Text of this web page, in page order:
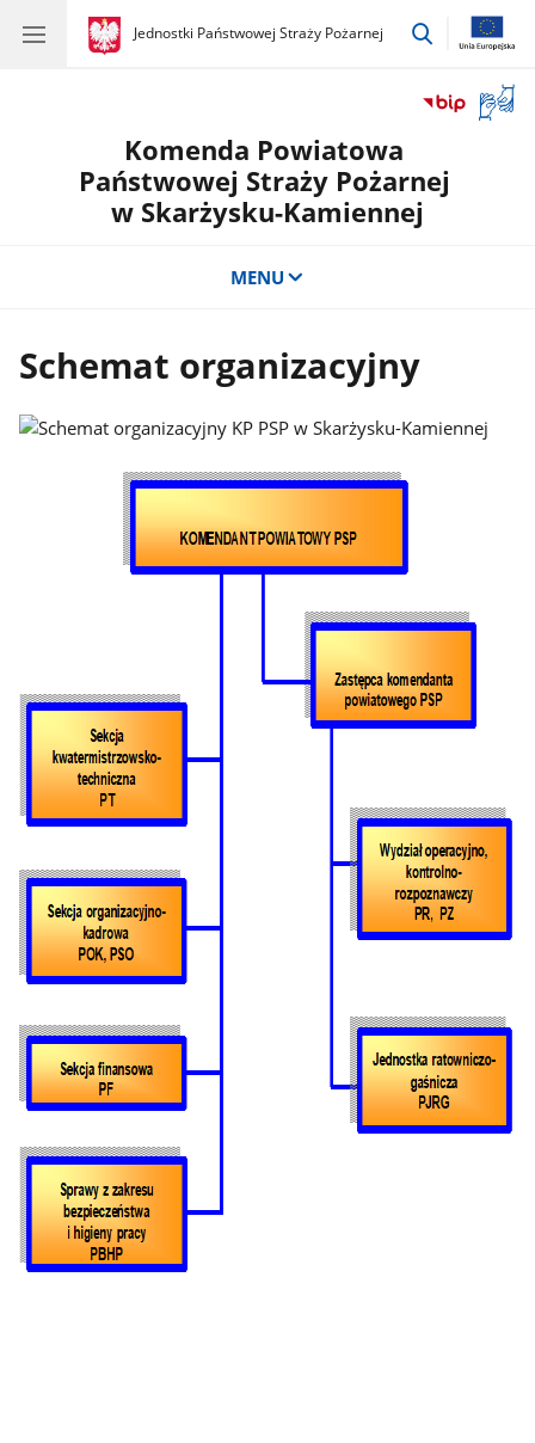
gov.pl
Jednostki Państwowej Straży Pożarnej
gov.pl
Jednostki
przejdź
okno
Komenda Powiatowa
Państwowej Straży Pożarnej
w Skarżysku-Kamiennej
MENU
Schemat organizacyjny